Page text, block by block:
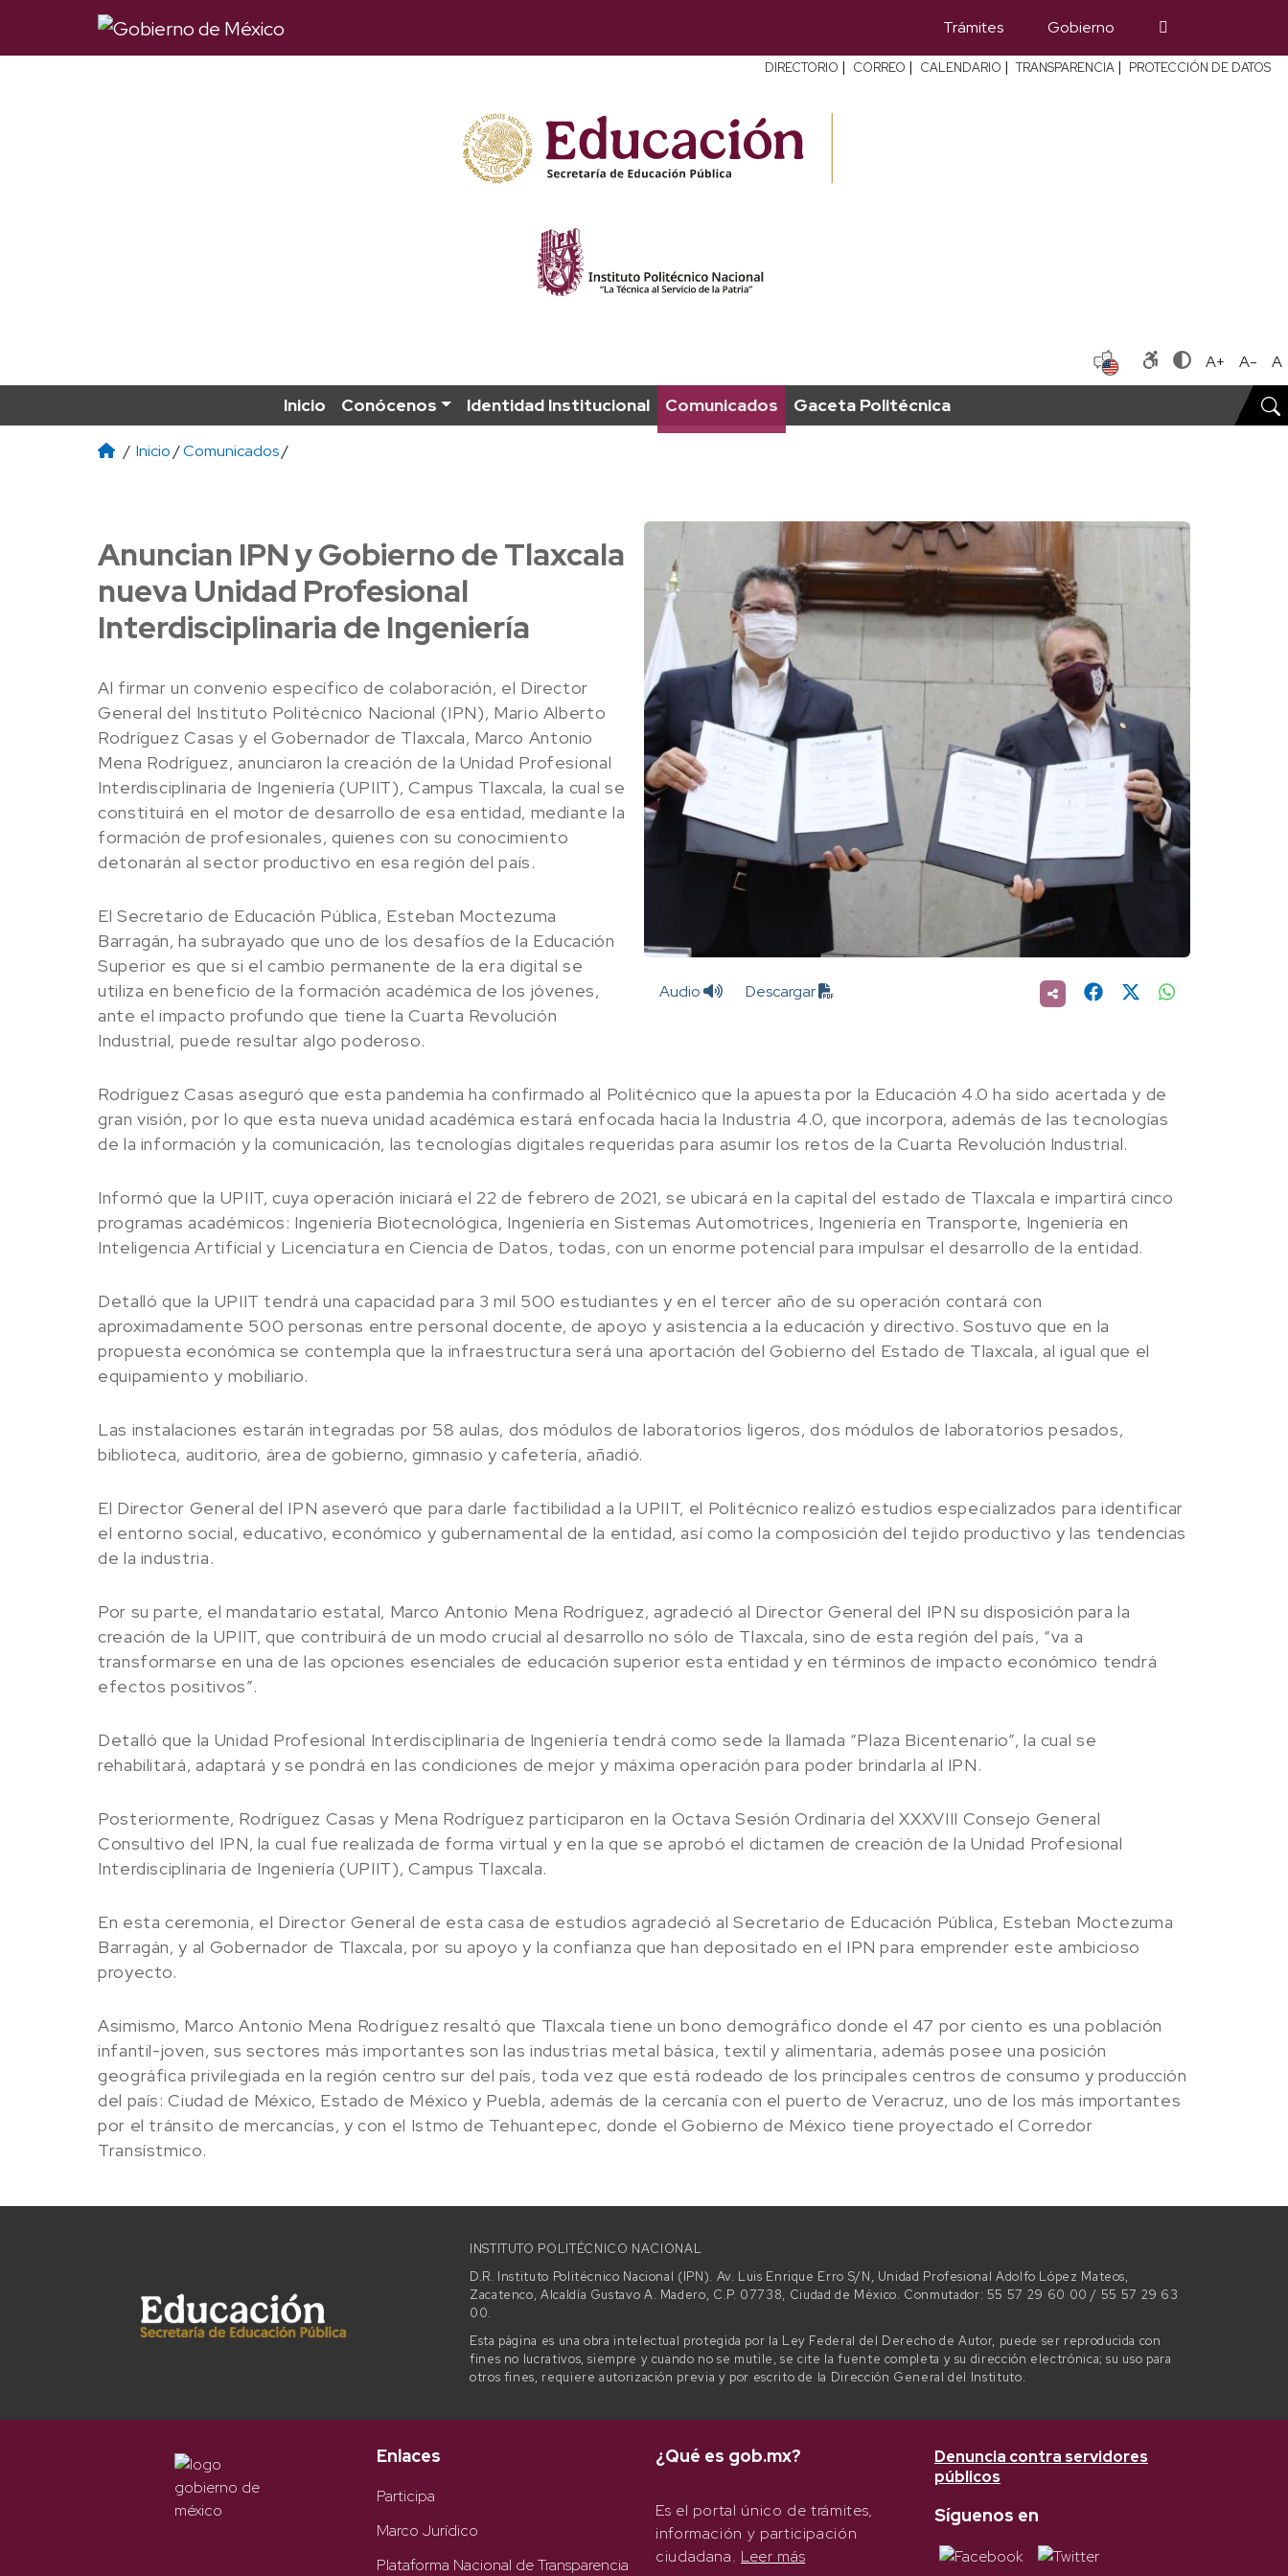
Trámites Gobierno
DIRECTORIO | CORREO | CALENDARIO | TRANSPARENCIA | PROTECCIÓN DE DATOS
A+ A- A
Inicio Conócenos Identidad Institucional Comunicados Gaceta Politécnica
/ Inicio/Comunicados/
Audio Descargar
Anuncian IPN y Gobierno de Tlaxcala
nueva Unidad Profesional
Interdisciplinaria de Ingeniería
Al firmar un convenio específico de colaboración, el Director
General del Instituto Politécnico Nacional (IPN), Mario Alberto
Rodríguez Casas y el Gobernador de Tlaxcala, Marco Antonio
Mena Rodríguez, anunciaron la creación de la Unidad Profesional
Interdisciplinaria de Ingeniería (UPIIT), Campus Tlaxcala, la cual se
constituirá en el motor de desarrollo de esa entidad, mediante la
formación de profesionales, quienes con su conocimiento
detonarán al sector productivo en esa región del país.
El Secretario de Educación Pública, Esteban Moctezuma
Barragán, ha subrayado que uno de los desafíos de la Educación
Superior es que si el cambio permanente de la era digital se
utiliza en beneficio de la formación académica de los jóvenes,
ante el impacto profundo que tiene la Cuarta Revolución
Industrial, puede resultar algo poderoso.
Rodríguez Casas aseguró que esta pandemia ha confirmado al Politécnico que la apuesta por la Educación 4.0 ha sido acertada y de
gran visión, por lo que esta nueva unidad académica estará enfocada hacia la Industria 4.0, que incorpora, además de las tecnologías
de la información y la comunicación, las tecnologías digitales requeridas para asumir los retos de la Cuarta Revolución Industrial.
Informó que la UPIIT, cuya operación iniciará el 22 de febrero de 2021, se ubicará en la capital del estado de Tlaxcala e impartirá cinco
programas académicos: Ingeniería Biotecnológica, Ingeniería en Sistemas Automotrices, Ingeniería en Transporte, Ingeniería en
Inteligencia Artificial y Licenciatura en Ciencia de Datos, todas, con un enorme potencial para impulsar el desarrollo de la entidad.
Detalló que la UPIIT tendrá una capacidad para 3 mil 500 estudiantes y en el tercer año de su operación contará con
aproximadamente 500 personas entre personal docente, de apoyo y asistencia a la educación y directivo. Sostuvo que en la
propuesta económica se contempla que la infraestructura será una aportación del Gobierno del Estado de Tlaxcala, al igual que el
equipamiento y mobiliario.
Las instalaciones estarán integradas por 58 aulas, dos módulos de laboratorios ligeros, dos módulos de laboratorios pesados,
biblioteca, auditorio, área de gobierno, gimnasio y cafetería, añadió.
El Director General del IPN aseveró que para darle factibilidad a la UPIIT, el Politécnico realizó estudios especializados para identificar
el entorno social, educativo, económico y gubernamental de la entidad, así como la composición del tejido productivo y las tendencias
de la industria.
Por su parte, el mandatario estatal, Marco Antonio Mena Rodríguez, agradeció al Director General del IPN su disposición para la
creación de la UPIIT, que contribuirá de un modo crucial al desarrollo no sólo de Tlaxcala, sino de esta región del país, “va a
transformarse en una de las opciones esenciales de educación superior esta entidad y en términos de impacto económico tendrá
efectos positivos”.
Detalló que la Unidad Profesional Interdisciplinaria de Ingeniería tendrá como sede la llamada “Plaza Bicentenario”, la cual se
rehabilitará, adaptará y se pondrá en las condiciones de mejor y máxima operación para poder brindarla al IPN.
Posteriormente, Rodríguez Casas y Mena Rodríguez participaron en la Octava Sesión Ordinaria del XXXVIII Consejo General
Consultivo del IPN, la cual fue realizada de forma virtual y en la que se aprobó el dictamen de creación de la Unidad Profesional
Interdisciplinaria de Ingeniería (UPIIT), Campus Tlaxcala.
En esta ceremonia, el Director General de esta casa de estudios agradeció al Secretario de Educación Pública, Esteban Moctezuma
Barragán, y al Gobernador de Tlaxcala, por su apoyo y la confianza que han depositado en el IPN para emprender este ambicioso
proyecto.
Asimismo, Marco Antonio Mena Rodríguez resaltó que Tlaxcala tiene un bono demográfico donde el 47 por ciento es una población
infantil-joven, sus sectores más importantes son las industrias metal básica, textil y alimentaria, además posee una posición
geográfica privilegiada en la región centro sur del país, toda vez que está rodeado de los principales centros de consumo y producción
del país: Ciudad de México, Estado de México y Puebla, además de la cercanía con el puerto de Veracruz, uno de los más importantes
por el tránsito de mercancías, y con el Istmo de Tehuantepec, donde el Gobierno de México tiene proyectado el Corredor
Transístmico.
INSTITUTO POLITÉCNICO NACIONAL
D.R. Instituto Politécnico Nacional (IPN). Av. Luis Enrique Erro S/N, Unidad Profesional Adolfo López Mateos,
Zacatenco, Alcaldía Gustavo A. Madero, C.P. 07738, Ciudad de México. Conmutador: 55 57 29 60 00 / 55 57 29 63
00.
Esta página es una obra intelectual protegida por la Ley Federal del Derecho de Autor, puede ser reproducida con
fines no lucrativos, siempre y cuando no se mutile, se cite la fuente completa y su dirección electrónica; su uso para
otros fines, requiere autorización previa y por escrito de la Dirección General del Instituto.
Enlaces
Participa
Marco Jurídico
Plataforma Nacional de Transparencia
¿Qué es gob.mx?
Es el portal único de trámites,
información y participación
ciudadana. Leer más
Denuncia contra servidores
públicos
Síguenos en